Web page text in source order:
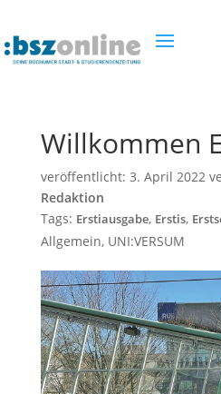
Willkommen
veröffentlicht: 3. April 2022
Redaktion
Tags: Erstiausgabe, Erstis,
Allgemein, UNI:VERSUM